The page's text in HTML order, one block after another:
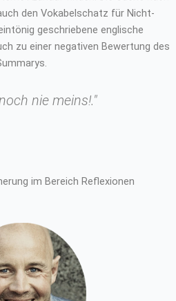
den Vokabelschatz für Nicht-
geschriebene englische
zu einer negativen Bewertung des
nie meins!."
im Bereich Reflexionen